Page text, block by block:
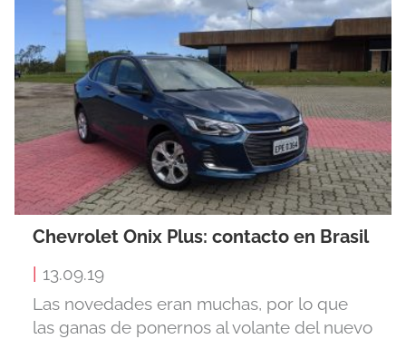
Chevrolet Onix Plus: contacto en Brasil
13.09.19
Las novedades eran muchas, por lo que
las ganas de ponernos al volante del nuevo